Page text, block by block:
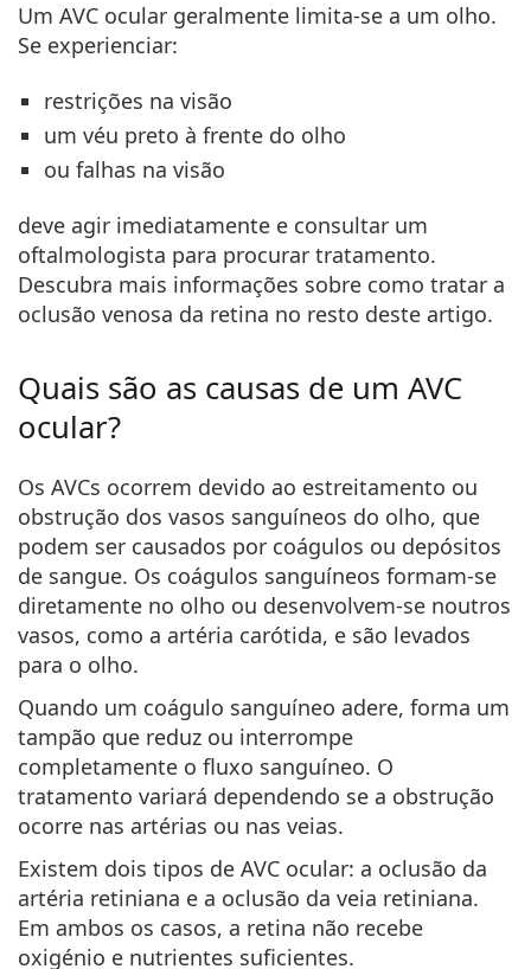
Um AVC ocular geralmente limita-se a um olho.
Se experienciar:
restrições na visão
um véu preto à frente do olho
ou falhas na visão
deve agir imediatamente e consultar um
oftalmologista para procurar tratamento.
Descubra mais informações sobre como tratar a
oclusão venosa da retina no resto deste artigo.
Quais são as causas de um AVC
ocular?
Os AVCs ocorrem devido ao estreitamento ou
obstrução dos vasos sanguíneos do olho, que
podem ser causados por coágulos ou depósitos
de sangue. Os coágulos sanguíneos formam-se
diretamente no olho ou desenvolvem-se noutros
vasos, como a artéria carótida, e são levados
para o olho.
Quando um coágulo sanguíneo adere, forma um
tampão que reduz ou interrompe
completamente o fluxo sanguíneo. O
tratamento variará dependendo se a obstrução
ocorre nas artérias ou nas veias.
Existem dois tipos de AVC ocular: a oclusão da
artéria retiniana e a oclusão da veia retiniana.
Em ambos os casos, a retina não recebe
oxigénio e nutrientes suficientes.